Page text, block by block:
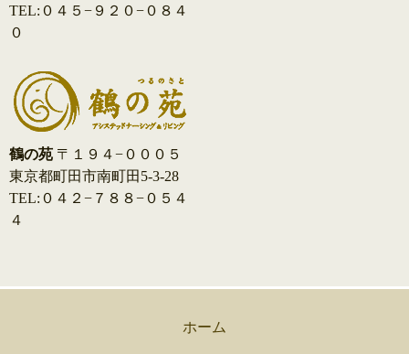
TEL:０４５−９２０−０８４
０
鶴の苑 〒１９４−０００５
東京都町田市南町田5-3-28
TEL:０４２−７８８−０５４
４
ホーム